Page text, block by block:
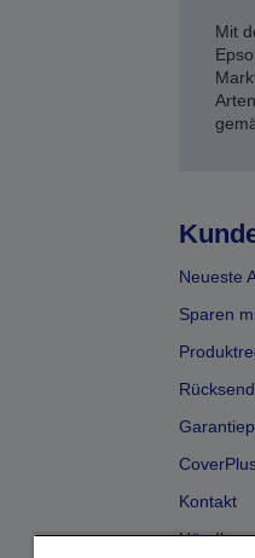
Mit
Neueste
Sparen
Kontakt